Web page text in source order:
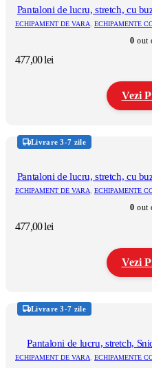
multe
variații.
Opțiunile
fi
alese
Pantaloni de lucru, stretch, cu
AllroundWork,
ECHIPAMENT DE VARA, ECHIPAMENTE
0 out
477,00lei
Vezi
produs
are
multe
variații.
Opțiunile
fi
alese
Livrare 3-7 zile
Pantaloni de lucru, stretch, cu
AllroundWork,
ECHIPAMENT DE VARA, ECHIPAMENTE
0 out
477,00lei
Vezi
produs
are
multe
variații.
Opțiunile
Livrare 3-7 zile
Pantaloni de lucru, stretch,
6341,
ECHIPAMENT DE VARA, ECHIPAMENTE